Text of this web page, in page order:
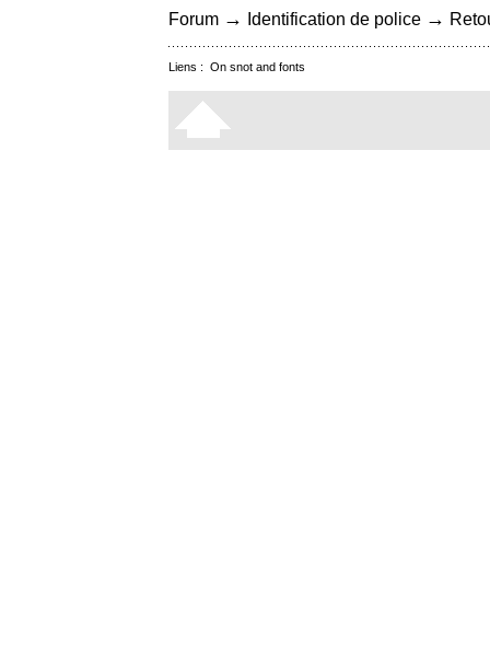
Forum → Identification de police →
Liens : On snot and fonts